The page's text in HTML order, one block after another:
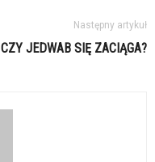
Następny artykuł
CZY JEDWAB SIĘ ZACIĄGA?